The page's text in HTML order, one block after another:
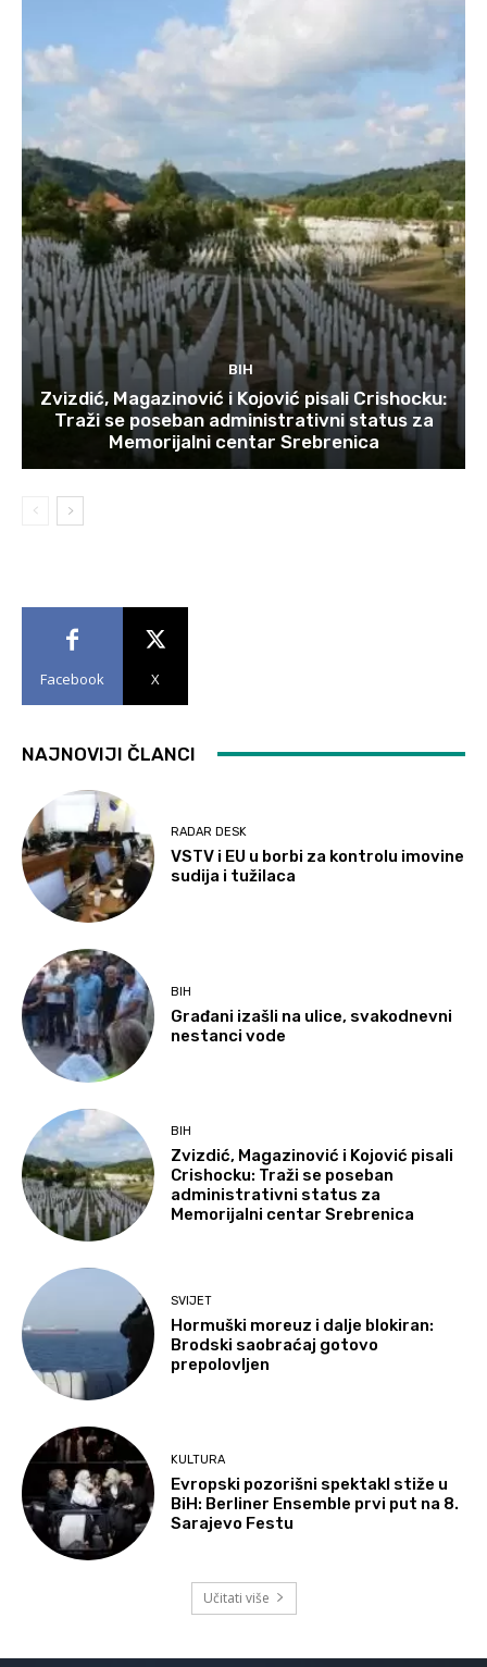
BIH
Zvizdić, Magazinović i Kojović pisali Crishocku:
Traži se poseban administrativni status za
Memorijalni centar Srebrenica
Facebook X
NAJNOVIJI ČLANCI
RADAR DESK
VSTV i EU u borbi za kontrolu imovine
sudija i tužilaca
BIH
Građani izašli na ulice, svakodnevni
nestanci vode
BIH
Zvizdić, Magazinović i Kojović pisali
Crishocku: Traži se poseban
administrativni status za
Memorijalni centar Srebrenica
SVIJET
Hormuški moreuz i dalje blokiran:
Brodski saobraćaj gotovo
prepolovljen
KULTURA
Evropski pozorišni spektakl stiže u
BiH: Berliner Ensemble prvi put na 8.
Sarajevo Festu
Učitati više